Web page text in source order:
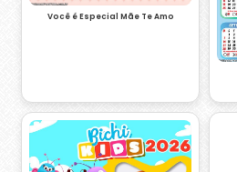
Você é Especial Mãe Te Amo